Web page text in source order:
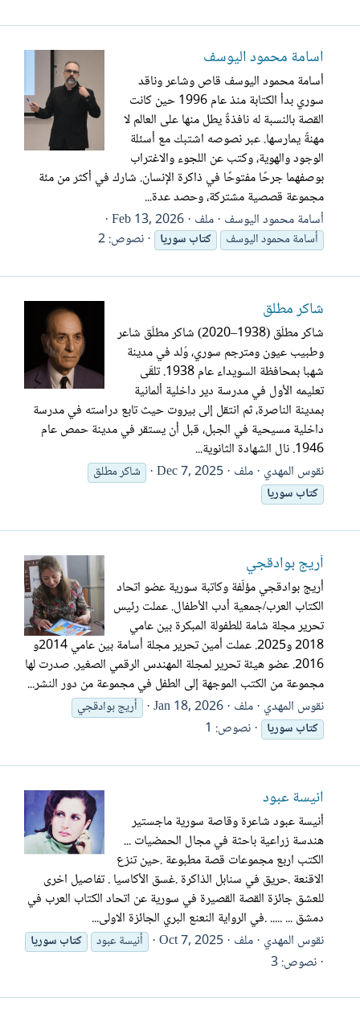
أسامة محمود اليوسف
أسامة محمود اليوسف قاص وشاعر وناقد
سوري بدأ الكتابة منذ عام 1996 حين كانت
القصة بالنسبة له نافذةً يطل منها على العالم لا
مهنةً يمارسها. عبر نصوصه اشتبك مع أسئلة
الوجود والهوية، وكتب عن اللجوء والاغتراب
بوصفهما جرحًا مفتوحًا في ذاكرة الإنسان. شارك في أكثر من مئة
مجموعة قصصية مشتركة، وحصد عدة...
أسامة محمود اليوسف ملف Feb 13, 2026
أسامة محمود اليوسف كتابسوريا نصوص: 2
شاكر مطلق
شاكر مطلَق (1938–2020) شاكر مطلَق شاعر
وطبيب عيون ومترجم سوري، وُلد في مدينة
شهبا بمحافظة السويداء عام 1938. تلقّى
تعليمه الأول في مدرسة دير داخلية ألمانية
بمدينة الناصرة، ثم انتقل إلى بيروت حيث تابع دراسته في مدرسة
داخلية مسيحية في الجبل، قبل أن يستقر في مدينة حمص عام
1946. نال الشهادة الثانوية...
نقوس المهدي ملف Dec 7, 2025
شاكر مطلق
كتابسوريا
أريج بوادقجي
أريج بوادقجي مؤلّفة وكاتبة سورية عضو اتحاد
الكتاب العرب/جمعية أدب الأطفال. عملت رئيس
تحرير مجلة شامة للطفولة المبكرة بين عامي
2018 و2025. عملت أمين تحرير مجلة أسامة بين عامي 2014و
2016. عضو هيئة تحرير لمجلة المهندس الرقمي الصغير. صدرت لها
مجموعة من الكتب الموجهة إلى الطفل في مجموعة من دور النشر...
نقوس المهدي ملف Jan 18, 2026
أريج بوادقجي
كتابسوريا نصوص: 1
أنيسة عبود
أنيسة عبود شاعرة وقاصة سورية ماجستير
هندسة زراعية باحثة في مجال الحمضيات ...
الكتب اربع مجموعات قصة مطبوعة .حين تنزع
الاقنعة .حريق في سنابل الذاكرة .غسق الأكاسيا . تفاصيل اخرى
للعشق جائزة القصة القصيرة في سورية عن اتحاد الكتاب العرب في
دمشق ... ..... .في الرواية النعنع البري الجائزة الاولى...
نقوس المهدي ملف Oct 7, 2025 أنيسة عبود كتابسوريا
نصوص: 3